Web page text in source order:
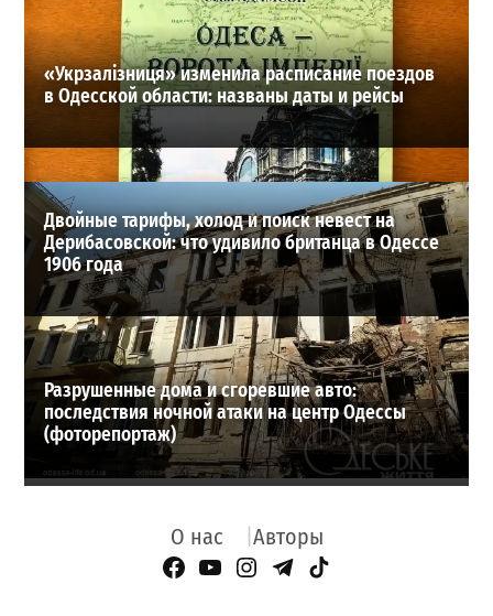
ВИБОР РЕДАКЦИИ
«Укрзалізниця» изменила расписание поездов
в Одесской области: названы даты и рейсы
Двойные тарифы, холод и поиск невест на
Дерибасовской: что удивило британца в Одессе
1906 года
Разрушенные дома и сгоревшие авто:
последствия ночной атаки на центр Одессы
(фоторепортаж)
О нас Авторы
Facebook Page
YouTube
Instagram
Telegram
TikTok